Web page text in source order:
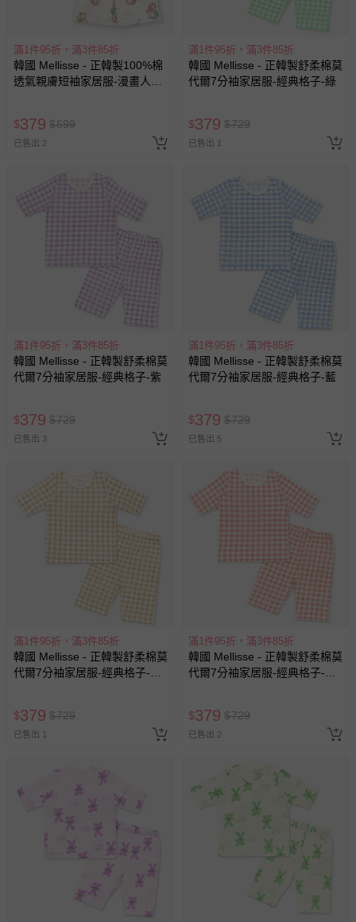
滿1件95折，滿3件85折
韓國 Mellisse - 正韓製100%棉
透氣親膚短袖家居服-漫畫人魚
$379 $699
已售出 2
滿1件95折，滿3件85折
韓國 Mellisse - 正韓製舒柔棉莫
代爾7分袖家居服-經典格子-綠
$379 $729
已售出 1
滿1件95折，滿3件85折
韓國 Mellisse - 正韓製舒柔棉莫
代爾7分袖家居服-經典格子-紫
$379 $729
已售出 3
滿1件95折，滿3件85折
韓國 Mellisse - 正韓製舒柔棉莫
代爾7分袖家居服-經典格子-藍
$379 $729
已售出 5
滿1件95折，滿3件85折
韓國 Mellisse - 正韓製舒柔棉莫
代爾7分袖家居服-經典格子-卡
$379 $729
已售出 1
滿1件95折，滿3件85折
韓國 Mellisse - 正韓製舒柔棉莫
代爾7分袖家居服-經典格子-粉
$379 $729
已售出 2